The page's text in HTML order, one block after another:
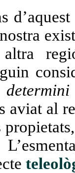
determini
aviat al